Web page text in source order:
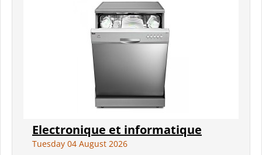
Electronique et informatique
Tuesday 04 August 2026